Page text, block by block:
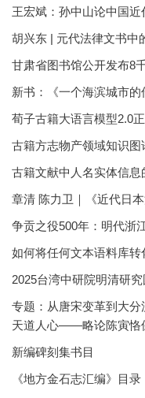
王宏斌：孙中山论中国近
胡兴东 | 元代法律文书中
甘肃省图书馆公开发布8
新书：《一个海滨城市的
荀子古籍大语言模型2.0
古籍方志物产领域知识
古籍文献中人名实体信
章清 陈力卫｜《近代日
争贡之役500年：明代浙
如何将任何文本语料库转
2025台湾中研院明清研
专题：从唐宋变革到大
天道人心——略论陈寅恪
新编碑刻集书目
《地方金石志汇编》目录